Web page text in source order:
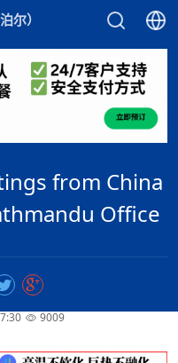
尔）
from China
Office
9009